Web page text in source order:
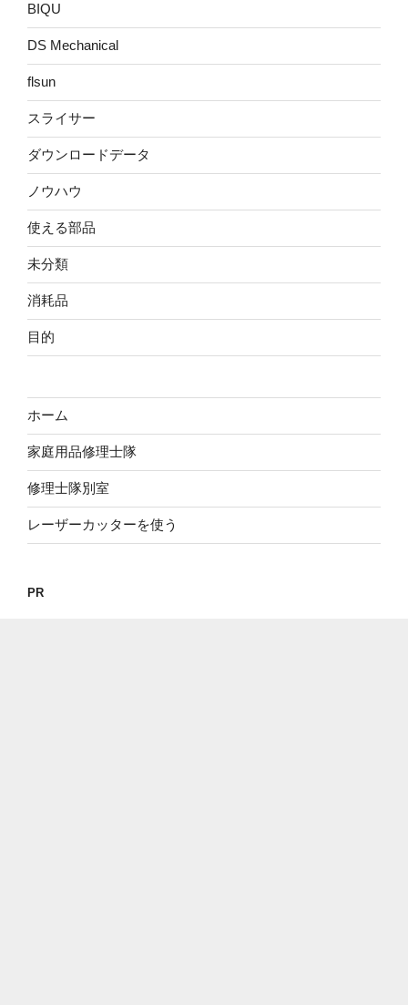
BIQU
DS Mechanical
flsun
スライサー
ダウンロードデータ
ノウハウ
使える部品
未分類
消耗品
目的
ホーム
家庭用品修理士隊
修理士隊別室
レーザーカッターを使う
PR